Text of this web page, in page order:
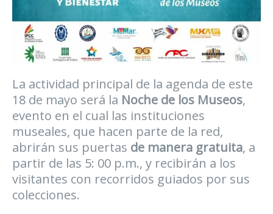
La actividad principal de la agenda de este
18 de mayo será la Noche de los Museos,
evento en el cual las instituciones
museales, que hacen parte de la red,
abrirán sus puertas de manera gratuita, a
partir de las 5: 00 p.m., y recibirán a los
visitantes con recorridos guiados por sus
colecciones.